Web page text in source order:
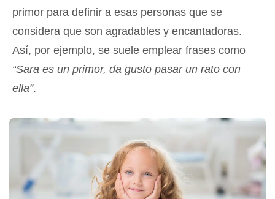
primor para definir a esas personas que se
considera que son agradables y encantadoras.
Así, por ejemplo, se suele emplear frases como
“Sara es un primor, da gusto pasar un rato con
ella”.